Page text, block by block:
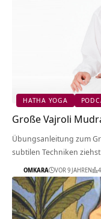
HATHA YOGA
Große Vajroli
Übungsanleitung zum
subtilen Techniken
OMKARA VOR 9 JAHREN